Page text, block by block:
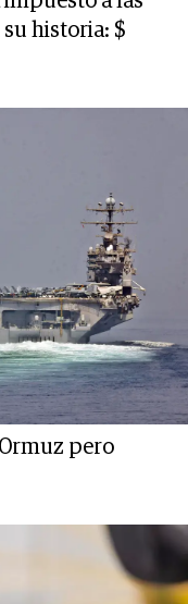
historia: $
pero